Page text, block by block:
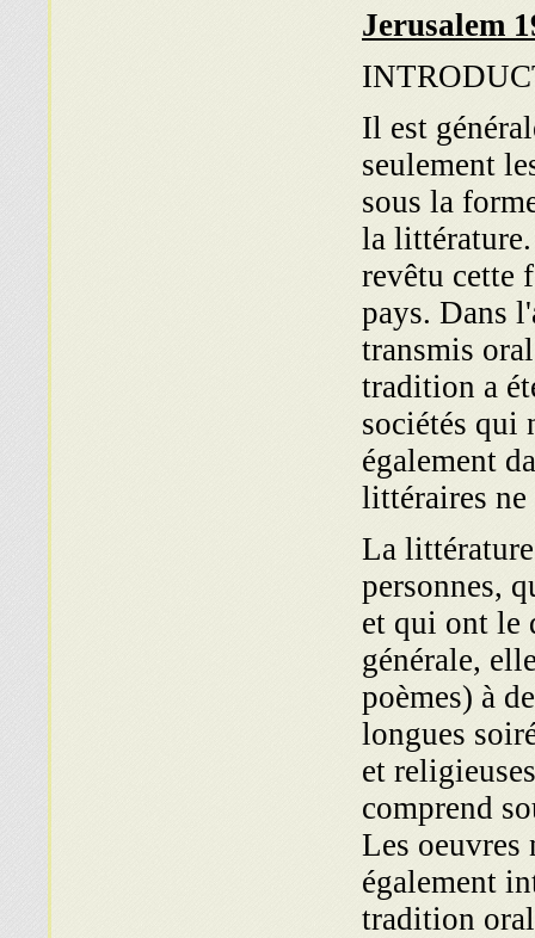
Jerusalem
Il est
seulement
sous la
la
revêtu cette
pays. Dans
transmis
tradition a
sociétés qui
également
littéraires
La littérature
personnes,
et qui ont le
générale,
poèmes) à
longues
et
comprend
Les oeuvres
également
tradition